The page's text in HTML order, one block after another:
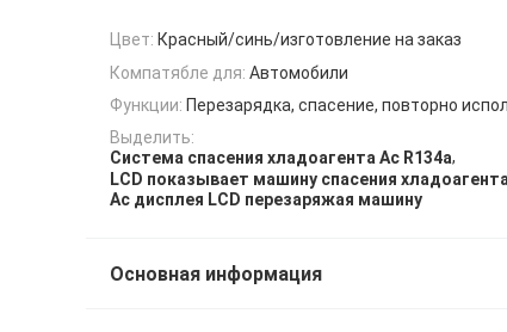
Цвет: Красный/синь/изготовление на заказ
Компатябле для: Автомобили
Функции: Перезарядка, спасение, повторно
Выделить:
Система спасения хладоагента Ac R134a,
LCD показывает машину спасения
Ac дисплея LCD перезаряжая машину
Основная информация